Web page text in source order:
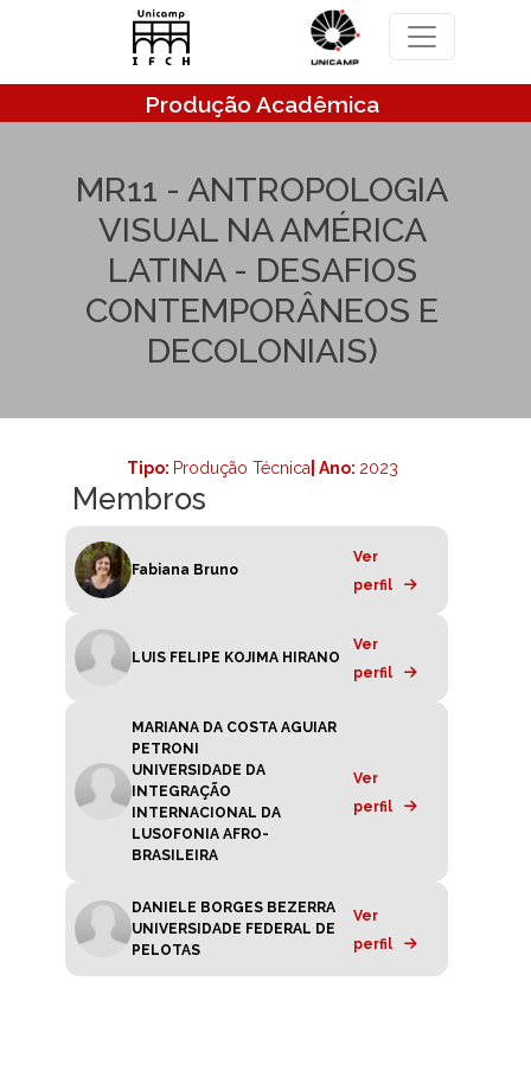
Pular para o conteúdo principal
Produção Acadêmica
MR11 - ANTROPOLOGIA
VISUAL NA AMÉRICA
LATINA - DESAFIOS
CONTEMPORÂNEOS E
DECOLONIAIS)
Tipo: Produção Técnica | Ano: 2023
Membros
Fabiana Bruno
Ver
perfil
LUIS FELIPE KOJIMA HIRANO
Ver
perfil
MARIANA DA COSTA AGUIAR
PETRONI
UNIVERSIDADE DA
INTEGRAÇÃO
INTERNACIONAL DA
LUSOFONIA AFRO-
BRASILEIRA
Ver
perfil
DANIELE BORGES BEZERRA
UNIVERSIDADE FEDERAL DE
PELOTAS
Ver
perfil